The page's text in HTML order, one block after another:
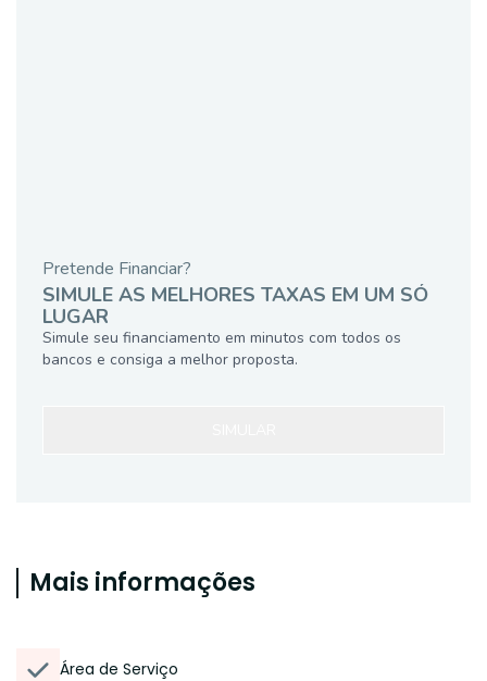
Pretende Financiar?
SIMULE AS MELHORES TAXAS EM UM SÓ
LUGAR
Simule seu financiamento em minutos com todos os
bancos e consiga a melhor proposta.
Mais informações
Área de Serviço